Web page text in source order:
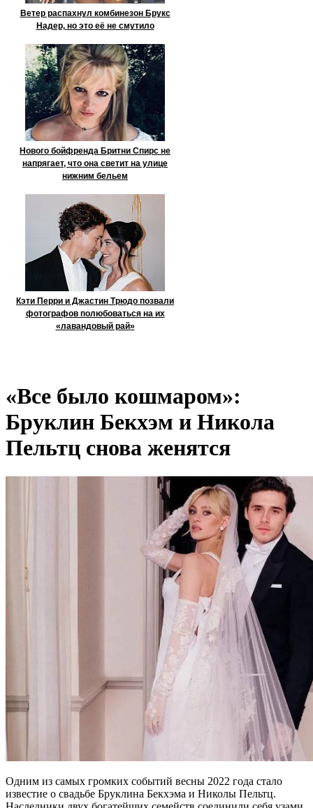
Ветер распахнул комбинезон Брукс
Надер, но это её не смутило
Нового бойфренда Бритни Спирс не
напрягает, что она светит на улице
нижним бельем
Кэти Перри и Джастин Трюдо позвали
фотографов полюбоваться на их
«лавандовый рай»
«Все было кошмаром»:
Бруклин Бекхэм и Никола
Пельтц снова женятся
Одним из самых громких событий весны 2022 года стало
известие о свадьбе Бруклина Бекхэма и Николы Пельтц.